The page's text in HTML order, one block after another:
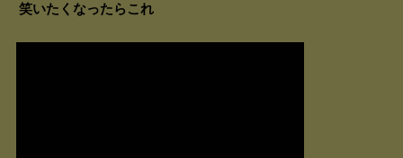
笑いたくなったらこれ